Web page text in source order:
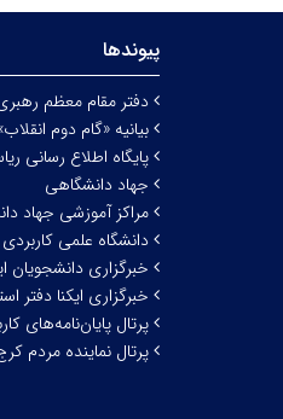
پیوندها
دفتر مقام معظم
بیانیه «گام دوم
پایگاه اطلاع رسانی
جهاد دانشگاهی
مراکز آموزشی جهاد
دانشگاه علمی
خبرگزاری دانشجویان
خبرگزاری ایکنا دفتر
پرتال پایان‌نامه‌های
پرتال نماینده مردم